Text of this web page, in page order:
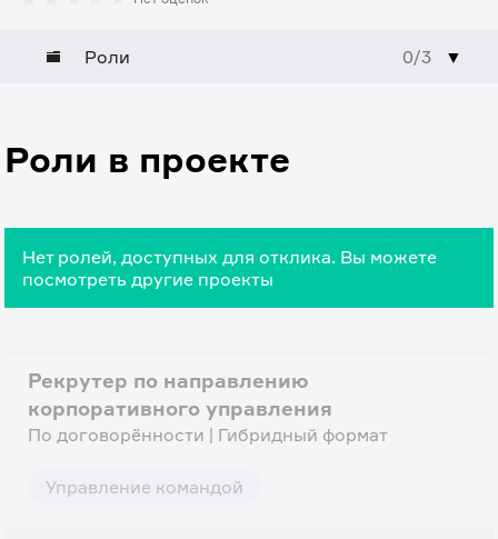
Роли 0/3 ▼
Роли в проекте
Нет ролей, доступных для отклика. Вы можете
посмотреть другие проекты
Рекрутер по направлению
корпоративного управления
По договорённости | Гибридный формат
Управление командой